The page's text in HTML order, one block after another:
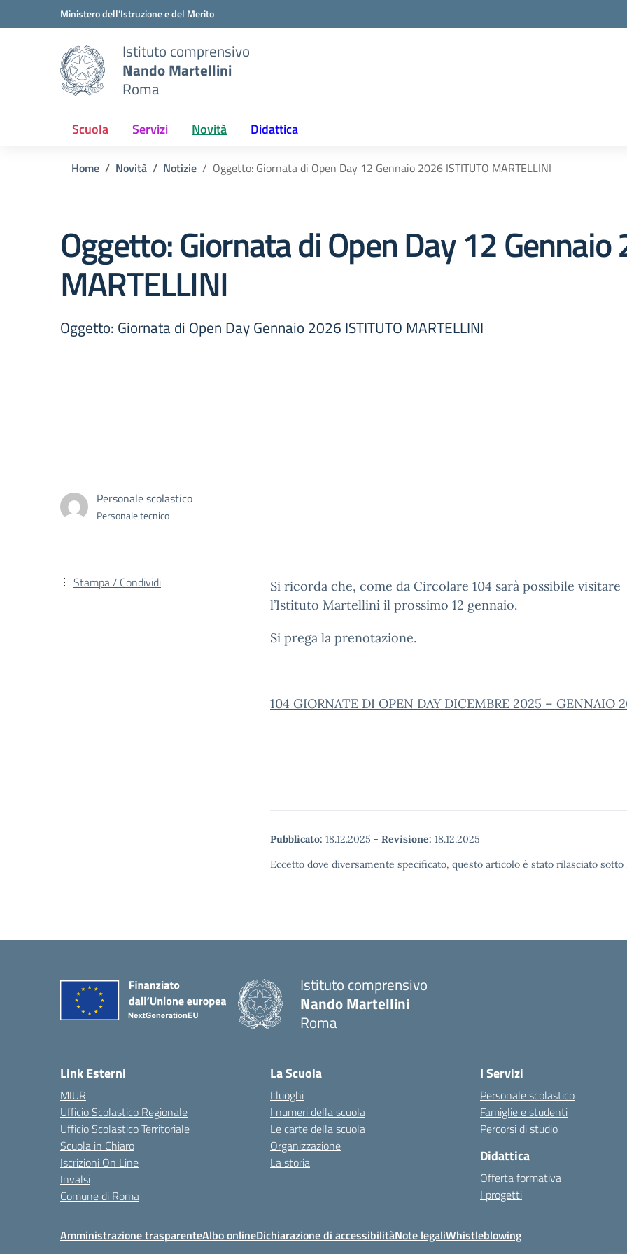
Vai ai contenuti
Vai al menu di navigazioneMinistero dell'Istruzione e del Merito
Istituto comprensivo
Nando Martellini
Roma
Scuola Servizi Novità Didattica
Home Novità Notizie Oggetto: Giornata di Open Day 12 Gennaio 2026 ISTITUTO MARTELLINI
Oggetto: Giornata di Open Day 12 Gennaio
MARTELLINI
Oggetto: Giornata di Open Day Gennaio 2026 ISTITUTO MARTELLINI
Personale scolastico
Personale tecnico
Si ricorda che, come da Circolare 104 sarà possibile visitare
l’Istituto Martellini il prossimo 12 gennaio.
Si prega la prenotazione.
104 GIORNATE DI OPEN DAY DICEMBRE 2025 – GENNAIO
Pubblicato: 18.12.2025 - Revisione: 18.12.2025
Eccetto dove diversamente specificato, questo articolo è stato rilasciato
Stampa / Condividi
Istituto comprensivo
Nando Martellini
Roma
Link Esterni
MIUR
Ufficio Scolastico Regionale
Ufficio Scolastico Territoriale
Scuola in Chiaro
Iscrizioni On Line
Invalsi
Comune di Roma
La Scuola
I luoghi
I numeri della scuola
Le carte della scuola
Organizzazione
La storia
I Servizi
Personale scolastico
Famiglie e studenti
Percorsi di studio
Didattica
Offerta formativa
I progetti
Amministrazione trasparenteAlbo onlineDichiarazione di accessibilitàNote legaliWhistleblowing